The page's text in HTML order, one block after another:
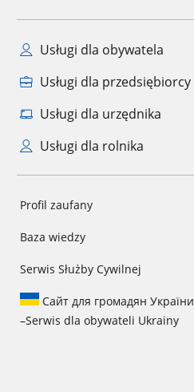
Usługi dla obywatela
Usługi dla przedsiębiorcy
Usługi dla urzędnika
Usługi dla rolnika
Profil zaufany
Baza wiedzy
Serwis Służby Cywilnej
Сайт для громадян України
–Serwis dla obywateli Ukrainy